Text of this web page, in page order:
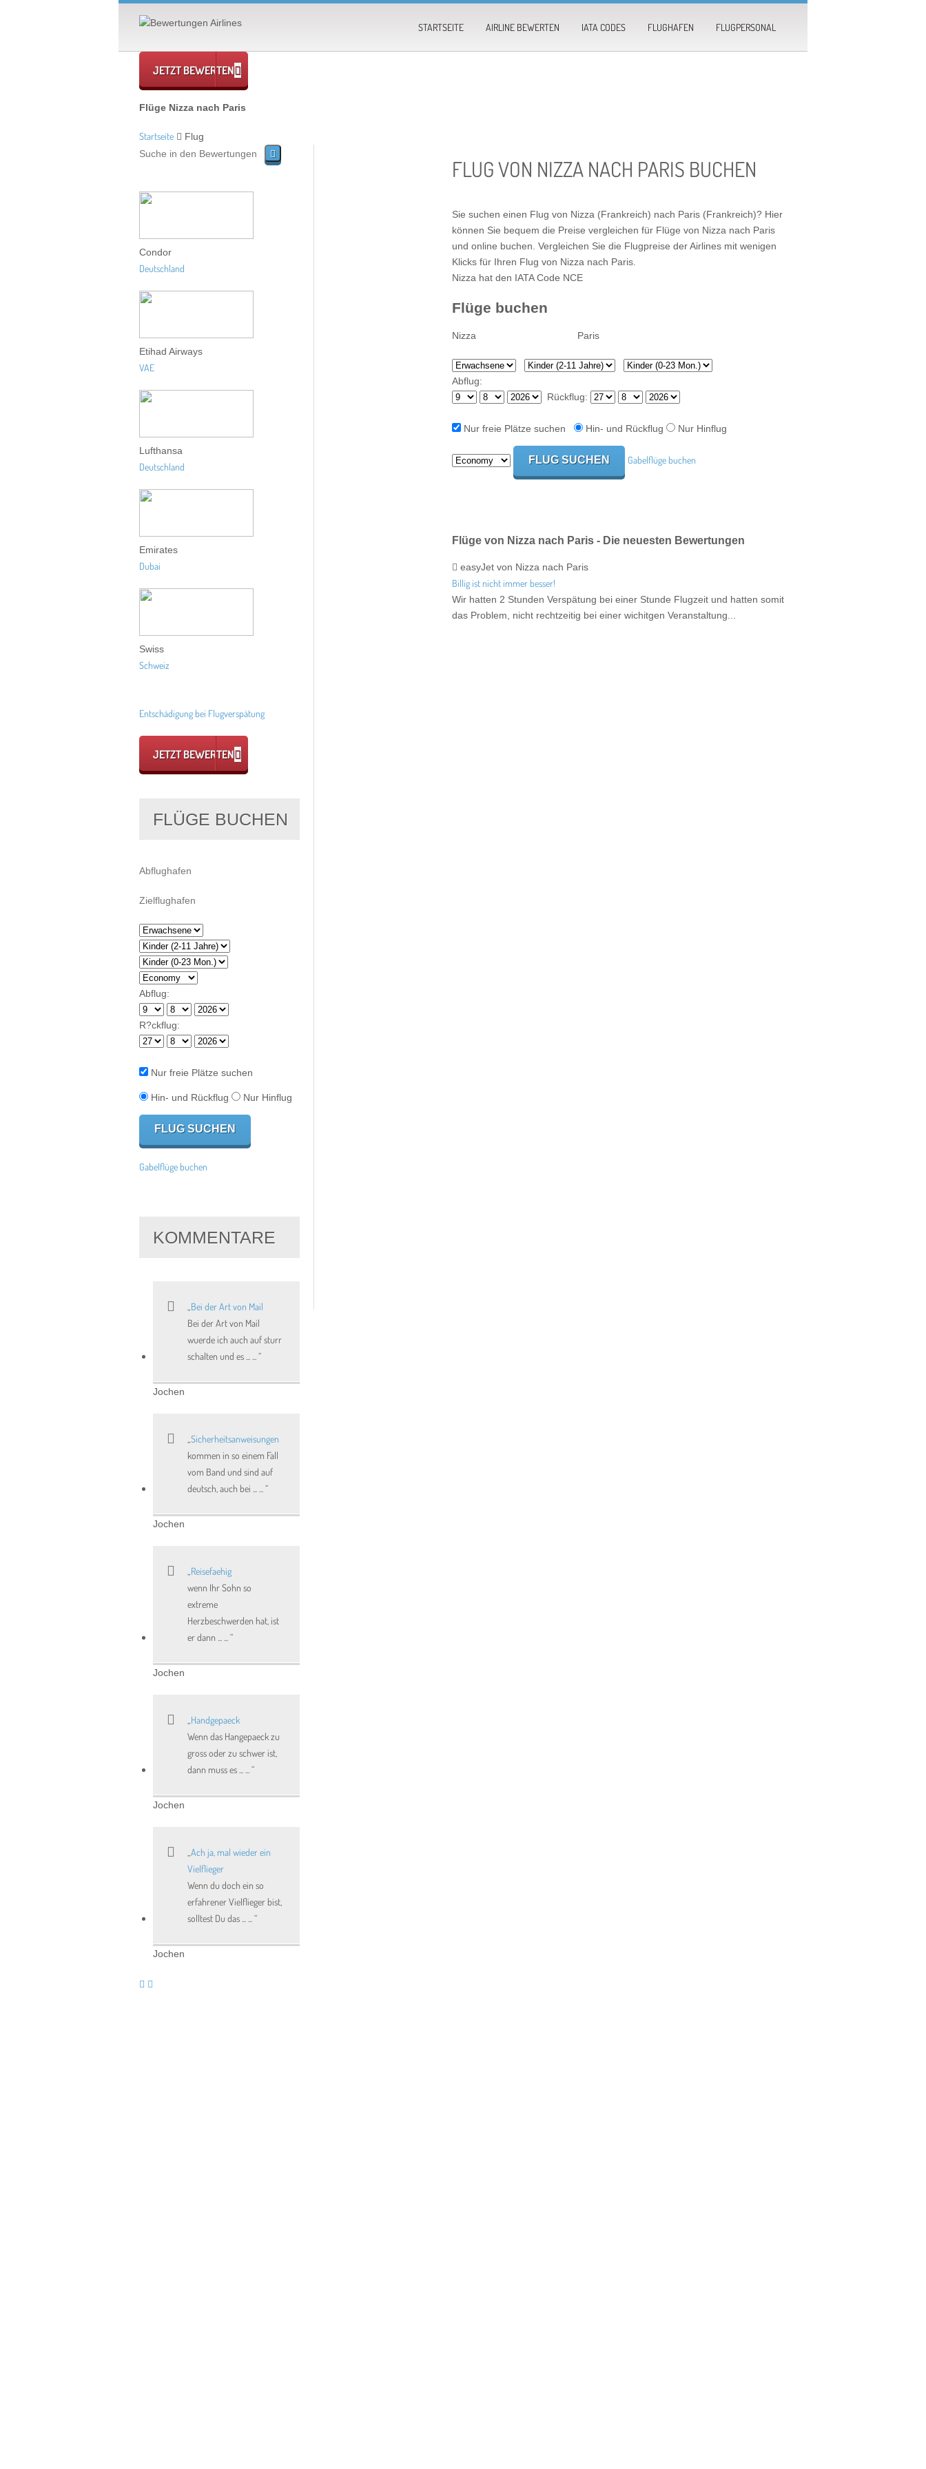
STARTSEITE AIRLINE BEWERTEN IATA CODES FLUGHAFEN FLUGPERSONAL
JETZT BEWERTEN
Flüge Nizza nach Paris
Startseite Flug
FLUG VON NIZZA NACH PARIS BUCHEN
Sie suchen einen Flug von Nizza (Frankreich) nach Paris (Frankreich)? Hier
können Sie bequem die Preise vergleichen für Flüge von Nizza nach Paris
und online buchen. Vergleichen Sie die Flugpreise der Airlines mit wenigen
Klicks für Ihren Flug von Nizza nach Paris.
Nizza hat den IATA Code NCE
Flüge buchen
Abflug:
Rückflug:
Nur freie Plätze suchen Hin- und Rückflug Nur Hinflug
Gabelflüge buchen
Flüge von Nizza nach Paris - Die neuesten Bewertungen
easyJet von Nizza nach Paris
Billig ist nicht immer besser!
Wir hatten 2 Stunden Verspätung bei einer Stunde Flugzeit und hatten somit
das Problem, nicht rechtzeitig bei einer wichitgen Veranstaltung...
Condor
Deutschland
Etihad Airways
VAE
Lufthansa
Deutschland
Emirates
Dubai
Swiss
Schweiz
Entschädigung bei Flugverspätung
JETZT BEWERTEN
FLÜGE BUCHEN
Abflug:
R?ckflug:
Nur freie Plätze suchen
Hin- und Rückflug Nur Hinflug
Gabelflüge buchen
KOMMENTARE
Bei der Art von Mail
Bei der Art von Mail
wuerde ich auch auf sturr
schalten und es ... ...
Jochen
Sicherheitsanweisungen
kommen in so einem Fall
vom Band und sind auf
deutsch, auch bei ... ...
Jochen
Reisefaehig
wenn Ihr Sohn so
extreme
Herzbeschwerden hat, ist
er dann ... ...
Jochen
Handgepaeck
Wenn das Hangepaeck zu
gross oder zu schwer ist,
dann muss es ... ...
Jochen
Ach ja, mal wieder ein
Vielflieger
Wenn du doch ein so
erfahrener Vielflieger bist,
solltest Du das ... ...
Jochen